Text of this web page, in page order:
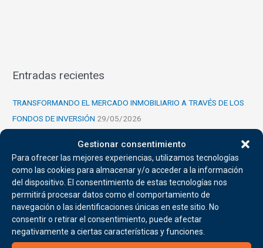
Gestionar consentimiento
Para ofrecer las mejores experiencias, utilizamos tecnologías
como las cookies para almacenar y/o acceder a la información
del dispositivo. El consentimiento de estas tecnologías nos
permitirá procesar datos como el comportamiento de
navegación o las identificaciones únicas en este sitio. No
consentir o retirar el consentimiento, puede afectar
negativamente a ciertas características y funciones.
Entradas recientes
TRANSFORMANDO EL MERCADO INMOBILIARIO A TRAVÉS DE LOS
FONDOS DE INVERSIÓN 29/05/2026
PUEDE GENERAR VALOR
15/05/2026
DEL CUMPLIMIENTO ORDINARIO AL BLINDAJE ESTRATÉGICO EN
LAS SAFIs 27/04/2026
LA IMPORTANCIA DE LA EFICIENCIA OPERATIVA EN LA GESTIÓN DE
INVERSIONES 14/04/2026
ANÁLISIS DE ESTADOS FINANCIEROS PARA INVERSIONISTAS: